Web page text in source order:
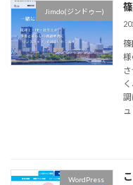
Jimdo(ジンドゥー)
WordPress